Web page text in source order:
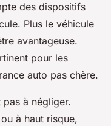
des dispositifs
Plus le véhicule
avantageuse.
pour les
auto pas chère.
pas à négliger.
à haut risque,